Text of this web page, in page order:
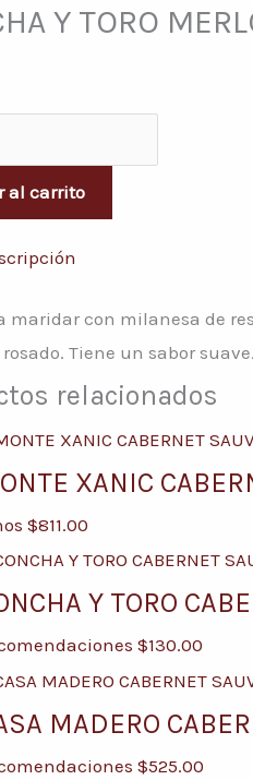
Y TORO
al carrito
maridar con milanesa de
Tiene un sabor suave.
relacionados
XANIC
$811.00
Y TORO
$130.00
MADERO
$525.00